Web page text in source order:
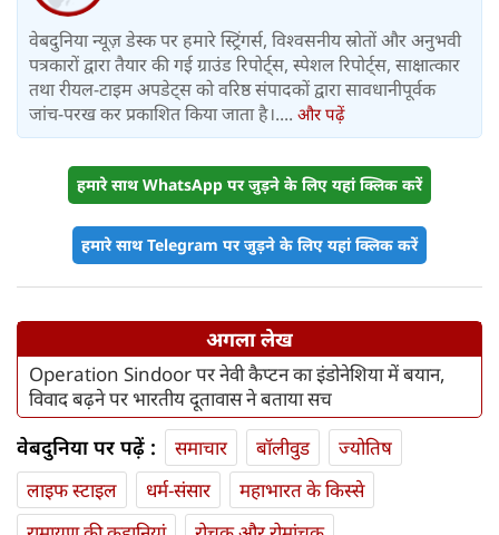
वेबदुनिया न्यूज़ डेस्क पर हमारे स्ट्रिंगर्स, विश्वसनीय स्रोतों और अनुभवी
पत्रकारों द्वारा तैयार की गई ग्राउंड रिपोर्ट्स, स्पेशल रिपोर्ट्स, साक्षात्कार
तथा रीयल-टाइम अपडेट्स को वरिष्ठ संपादकों द्वारा सावधानीपूर्वक
जांच-परख कर प्रकाशित किया जाता है।.... और पढ़ें
हमारे साथ WhatsApp पर जुड़ने के लिए यहां क्लिक करें
हमारे साथ Telegram पर जुड़ने के लिए यहां क्लिक करें
अगला लेख
Operation Sindoor पर नेवी कैप्‍टन का इंडोनेशिया में बयान,
विवाद बढ़ने पर भारतीय दूतावास ने बताया सच
वेबदुनिया पर पढ़ें : समाचार बॉलीवुड
ज्योतिष
लाइफ स्‍टाइल
धर्म-संसार
महाभारत के किस्से